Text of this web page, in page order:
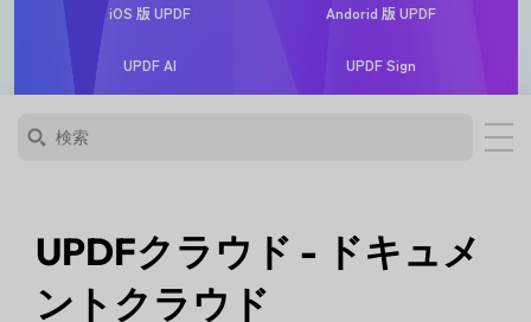
iOS 版 UPDF Andorid 版 UPDF
UPDF AI UPDF Sign
UPDFクラウド - ドキュメ
ントクラウド